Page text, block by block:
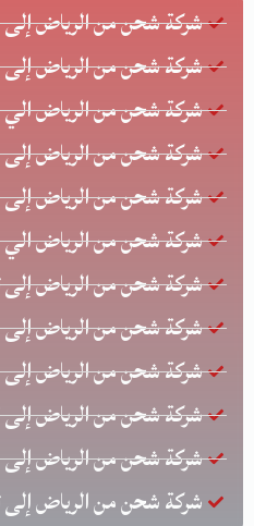
شركة شحن من الرياض إلى
شركة شحن من الرياض إلى
شركة شحن من الرياض
شركة شحن من الرياض
شركة شحن من الرياض
شركة شحن من الرياض الي
شركة شحن من الرياض إلى
شركة شحن من الرياض
شركة شحن من الرياض إلى
شركة شحن من الرياض إلى
شركة شحن من الرياض إلى
شركة شحن من الرياض